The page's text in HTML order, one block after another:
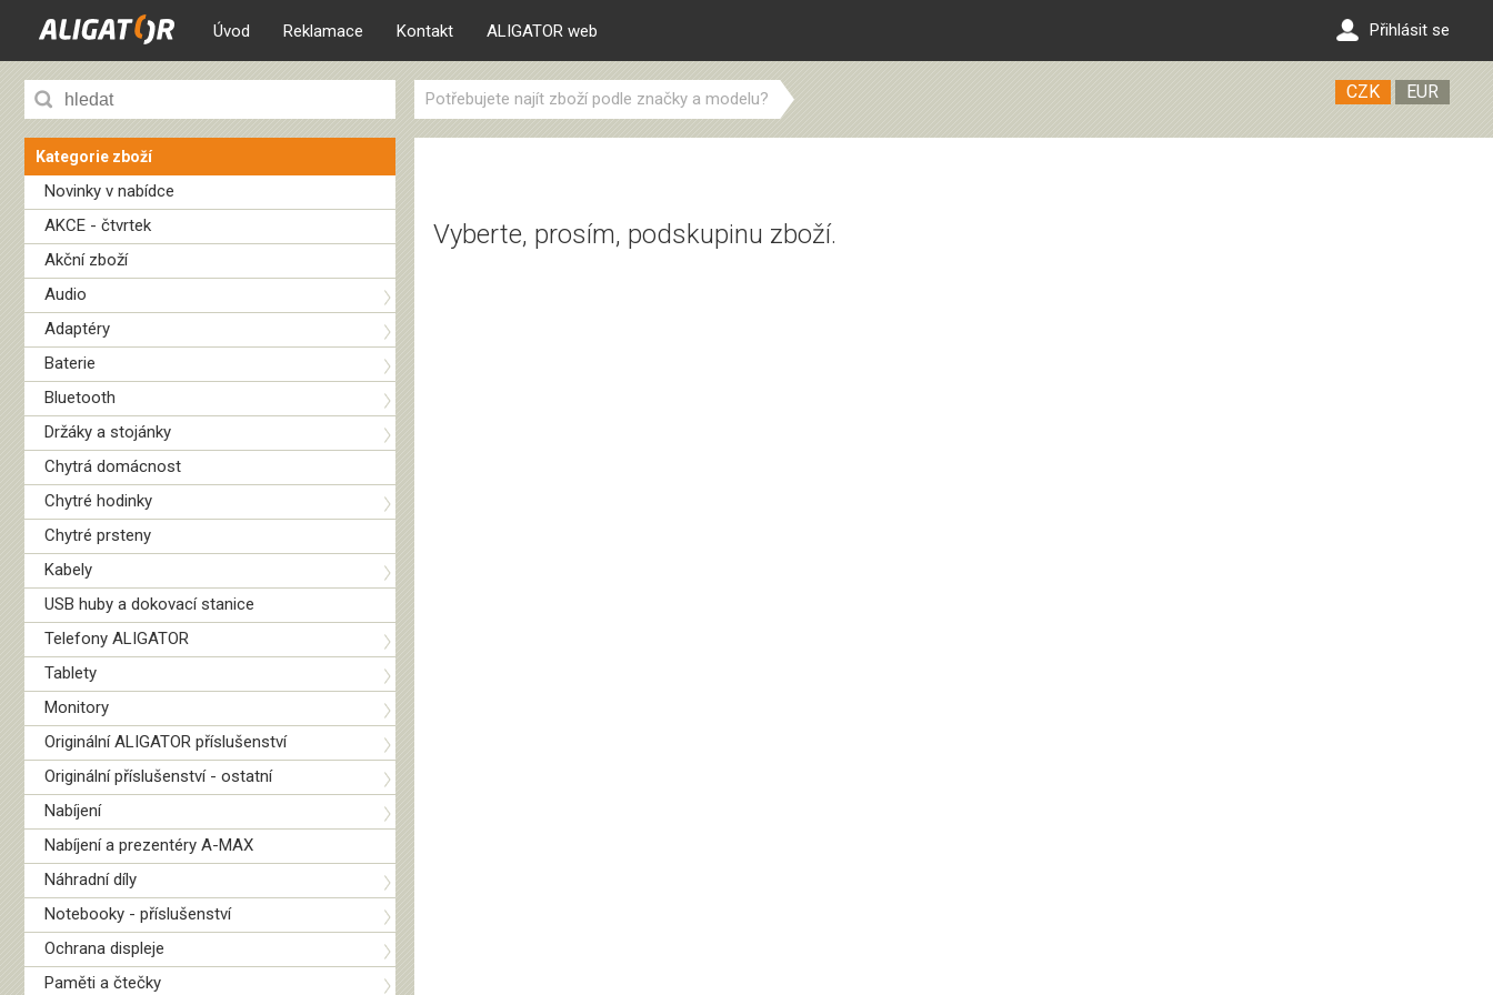
Úvod Reklamace Kontakt ALIGATOR web Přihlásit se
Kategorie zboží
Novinky v nabídce
AKCE - čtvrtek
Akční zboží
Audio
Adaptéry
Baterie
Bluetooth
Držáky a stojánky
Chytrá domácnost
Chytré hodinky
Chytré prsteny
Kabely
USB huby a dokovací stanice
Telefony ALIGATOR
Tablety
Monitory
Originální ALIGATOR příslušenství
Originální příslušenství - ostatní
Nabíjení
Nabíjení a prezentéry A-MAX
Náhradní díly
Notebooky - příslušenství
Ochrana displeje
Paměti a čtečky
Potřebujete najít zboží podle značky a modelu? CZK EUR
Vyberte, prosím, podskupinu zboží.